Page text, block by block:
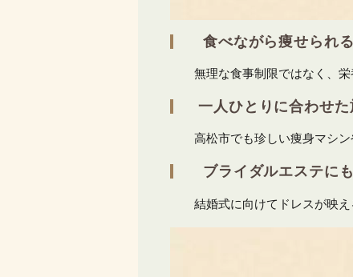
食べながら痩せられる
無理な食事制限ではなく、栄
一人ひとりに合わせた
高松市でも珍しい痩身マシン
ブライダルエステに
結婚式に向けてドレスが映え